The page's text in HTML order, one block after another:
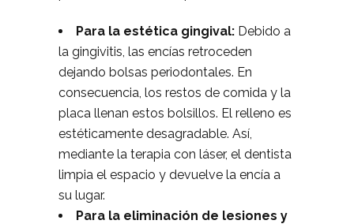
Para la estética gingival: Debido a
la gingivitis, las encías retroceden
dejando bolsas periodontales. En
consecuencia, los restos de comida y la
placa llenan estos bolsillos. El relleno es
estéticamente desagradable. Así,
mediante la terapia con láser, el dentista
limpia el espacio y devuelve la encía a
su lugar.
Para la eliminación de lesiones y